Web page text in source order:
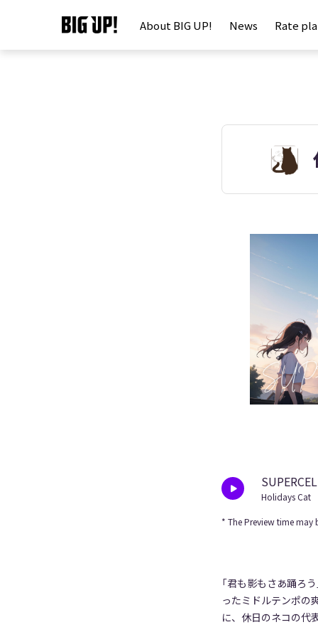
About BIG UP! News Rate
Holidays Cat
* The Preview time may
「君も影もさあ踊ろ
ったミドルテンポの
に、休日のネコの代